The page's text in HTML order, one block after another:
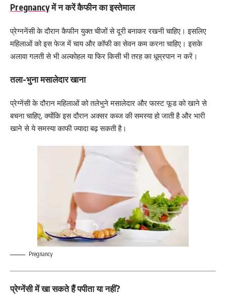
Pregnancyमें न करें कैफीन का इस्तेमाल
प्रेग्ननेंसी के दौरान कैफीन युक्त चीजों से दूरी बनाकर रखनी चाहिए। इसलिए
महिलाओं को इस फेज में चाय और कॉफी का सेवन कम करना चाहिए। इसके
अलावा गलती से भी अल्कोहल या फिर किसी भी तरह का धूम्रपान न करें।
तला-भुना मसालेदार खाना
प्रेग्नेंसी के दौरान महिलाओं को तलेभुने मसालेदार और फास्ट फूड को खाने से
बचना चाहिए, क्योंकि इस दौरान अक्सर कब्ज की समस्या हो जाती है और भारी
खाने से ये समस्या काफी ज्यादा बढ़ सकती है।
Pregnancy
प्रेग्नेंसी में खा सकते हैं पपीता या नहीं?